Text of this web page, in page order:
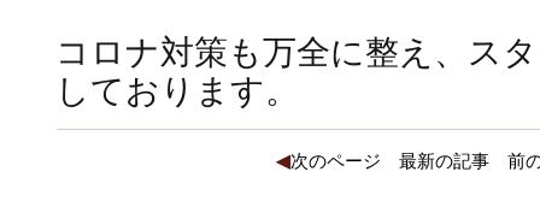
コロナ対策も万全に整え、ス
しております。
◀次のページ 最新の記事 前